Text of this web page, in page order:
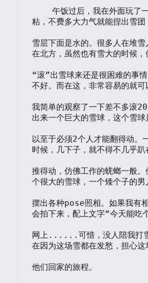
    午饭过后，我在外面玩了一阵。雪很
粘，不费多大力气就能捏出雪团
雪层下面是水的。很多人在堆雪
在北方，虽然也有雪大的时候，
“滚”出雪球来还是很困难的事
不好。而在这，非常容易的就可
我简单的观察了一下差不多滚
出来一个巨大的雪球，这个雪球
以至于必须2个人才能翻得动。
时候，几下子，就不得不几乎
推得动，仿佛工作的蜣螂一般。
个很大的雪球，一个矮个子的男
摆出各种pose照相。如果我有
会拍下来，配上文字“今天能吃
网上......可惜，没人陪我打
在因为这场雪都在发愁，担心这
他们回家的旅程。